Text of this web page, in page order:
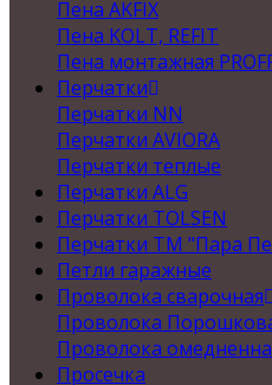
Пена AKFIX
Пена KOLT, REFIT
Пена монтажная
Перчатки
Перчатки NN
Перчатки AVIORA
Перчатки теплые
Перчатки ALG
Перчатки TOLSEN
Перчатки ТМ "Пара
Петли гаражные
Проволока сварочная
Проволока
Проволока
Просечка